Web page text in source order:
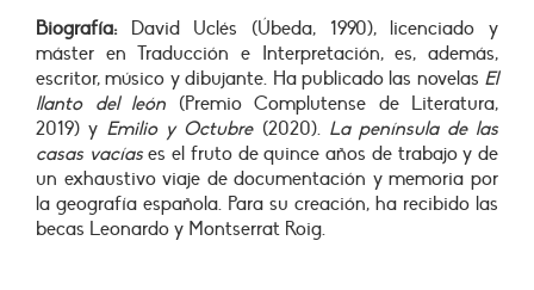
Biografía:David Uclés (Úbeda, 1990), licenciado y
máster en Traducción e Interpretación, es, además,
escritor, músico y dibujante. Ha publicado las novelas El
llanto del león (Premio Complutense de Literatura,
2019) y Emilio y Octubre(2020). La península de las
casas vacíases el fruto de quince años de trabajo y de
un exhaustivo viaje de documentación y memoria por
la geografía española. Para su creación, ha recibido las
becas Leonardo y Montserrat Roig.